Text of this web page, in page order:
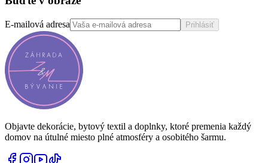
E-mailová adresa Prihlásiť
Objavte dekorácie, bytový textil a doplnky, ktoré premenia každý
domov na útulné miesto plné atmosféry a osobitého šarmu.